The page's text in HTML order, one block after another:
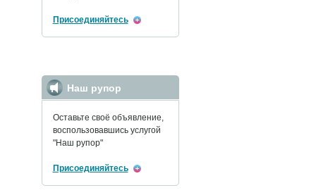
Присоединяйтесь
Наш рупор
Оставьте своё объявление,
воспользовавшись услугой
"Наш рупор"
Присоединяйтесь